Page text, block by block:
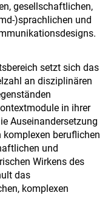
gesellschaftlichen,
)sprachlichen und
setzt sich das
an disziplinären
in ihrer
Auseinandersetzung
beruflichen
und
Wirkens des
das
komplexen